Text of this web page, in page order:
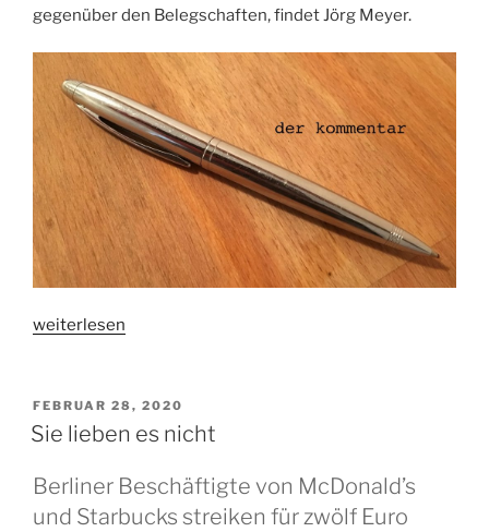
gegenüber den Belegschaften, findet Jörg Meyer.
„Das
weiterlesen
VERÖFFENTLICHT
AM
FEBRUAR 28, 2020
Sie lieben es nicht
Berliner Beschäftigte von McDonald’s
und Starbucks streiken für zwölf Euro